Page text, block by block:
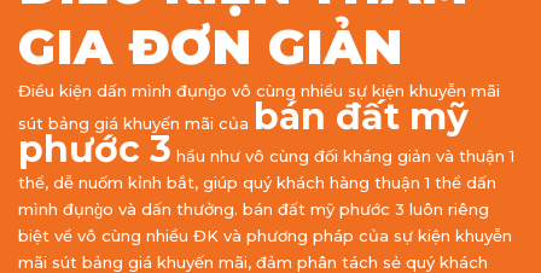
GIA ĐƠN GIẢN
Điều kiện dấn mình đụng̀o vô cùng nhiều sự kiện khuyễn mãi
sút bảng giá khuyến mãi của bán đất mỹ
phước 3 hầu như vô cùng đối kháng giản và thuận 1
thể, dễ nuốm kỉnh bắt, giúp quý khách hàng thuận 1 thể dấn
mình đụng̀o và dấn thưởng. bán đất mỹ phước 3 luôn riêng
biệt về vô cùng nhiều ĐK và phương pháp của sự kiện khuyễn
mãi sút bảng giá khuyến mãi, đảm phân tách sẻ quý khách